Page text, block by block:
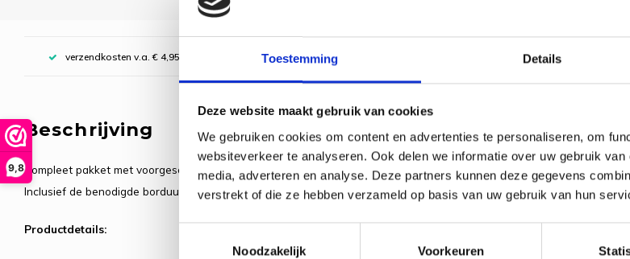
Toestemming Details
Deze website maakt gebruik van cookies
We gebruiken cookies om content en advertenties te personaliseren, om
websiteverkeer te analyseren. Ook delen we informatie over uw gebruik
media, adverteren en analyse. Deze partners kunnen deze gegevens
verstrekt of die ze hebben verzameld op basis van uw gebruik van hun
Noodzakelijk
Voorkeuren
9,8
verzendkosten v.a. € 4,95, boven € 70,00 gratis (NL) Goedgekeurd door Webwinkelkeur
Beschrijving
Compleet pakket met voorgesorteerde borduurgarens.
Inclusief de benodigde borduurstof, garens, patroon, naald en beschrijving.
Productdetails: